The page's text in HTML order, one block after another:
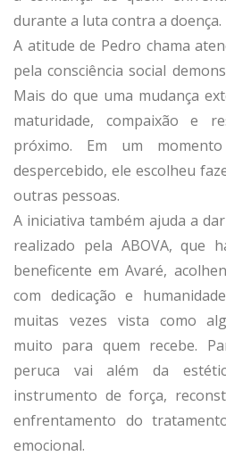
durante a luta contra a doença.
A atitude de Pedro chama
pela consciência social
Mais do que uma mudança
maturidade, compaixão e
próximo. Em um
despercebido, ele escolheu
outras pessoas.
A iniciativa também ajuda a
realizado pela ABOVA, que
beneficente em Avaré,
com dedicação e
muitas vezes vista como
muito para quem recebe.
peruca vai além da
instrumento de força,
enfrentamento do
emocional.